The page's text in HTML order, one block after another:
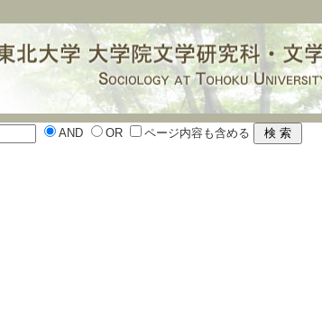
AND OR ページ内容も含める